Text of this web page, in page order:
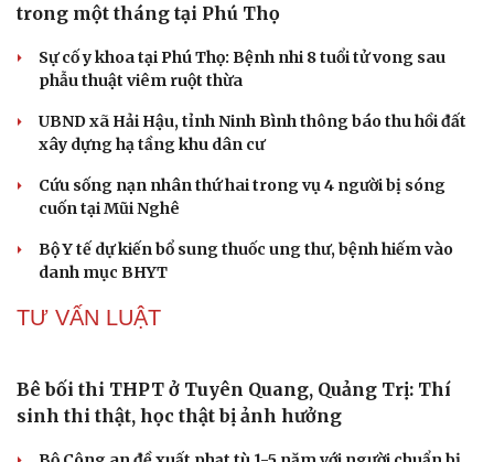
Du lịch
Tư vấn
Săn Tour
check-in
Podcast
Đọc truyện đêm khuya
Cửa sổ tình yêu
Hạt giống tâm hồn
trong một tháng tại Phú Thọ
Sự cố y khoa tại Phú Thọ: Bệnh nhi 8 tuổi tử vong sau
phẫu thuật viêm ruột thừa
UBND xã Hải Hậu, tỉnh Ninh Bình thông báo thu hồi đất
xây dựng hạ tầng khu dân cư
Cứu sống nạn nhân thứ hai trong vụ 4 người bị sóng
cuốn tại Mũi Nghê
Bộ Y tế dự kiến bổ sung thuốc ung thư, bệnh hiếm vào
danh mục BHYT
TƯ VẤN LUẬT
Bê bối thi THPT ở Tuyên Quang, Quảng Trị: Thí
sinh thi thật, học thật bị ảnh hưởng